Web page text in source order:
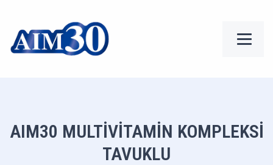
AIM30 MULTİVİTAMİN KOMPLEKSİ
TAVUKLU